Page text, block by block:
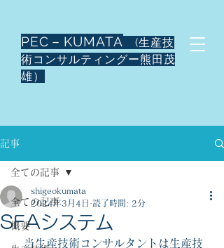
PEC－KUMATA
(生産技
術コンサルティングー熊田茂
雄）
記事
全ての記事
概要
全ての記事
SFAシステム
shigeokumata
2024年3月4日
読了時間: 2分
当生産技術コンサルタントは生産技